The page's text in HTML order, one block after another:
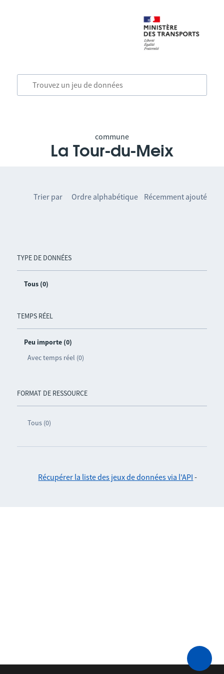
commune
La Tour-du-Meix
TYPE DE DONNÉES
Tous (0)
TEMPS RÉEL
Peu importe (0)
Avec temps réel (0)
FORMAT DE RESSOURCE
Tous (0)
Trier par Ordre alphabétique Récemment ajouté
Récupérer la liste des jeux de données via l'API -